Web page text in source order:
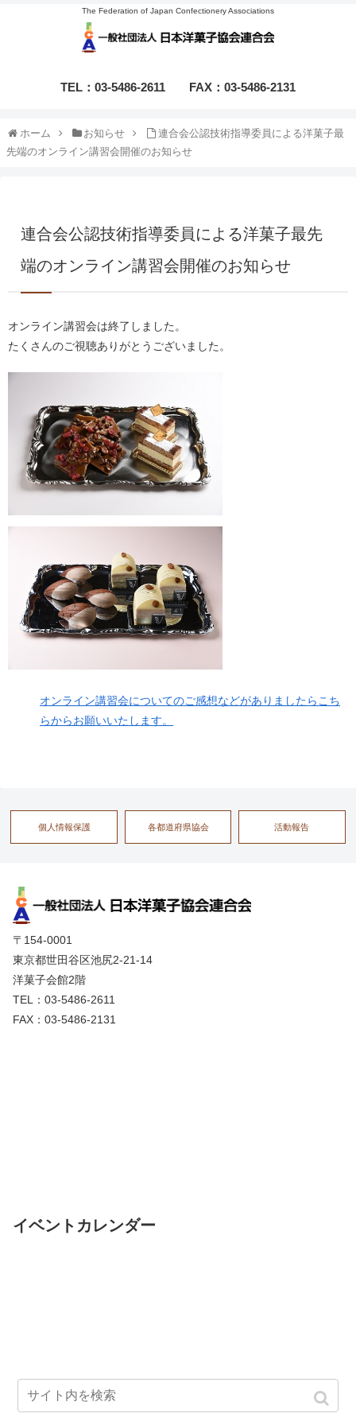
The Federation of Japan Confectionery Associations
TEL：03-5486-2611 FAX：03-5486-2131
ホーム お知らせ
連合会公認技術指導委員による洋菓子最
先端のオンライン講習会開催のお知らせ
連合会公認技術指導委員による洋菓子最先
端のオンライン講習会開催のお知らせ
オンライン講習会は終了しました。
たくさんのご視聴ありがとうございました。
オンライン講習会についてのご感想などがありましたらこち
らからお願いいたします。
個人情報保護 各都道府県協会 活動報告
〒154-0001
東京都世田谷区池尻2-21-14
洋菓子会館2階
TEL：03-5486-2611
FAX：03-5486-2131
イベントカレンダー